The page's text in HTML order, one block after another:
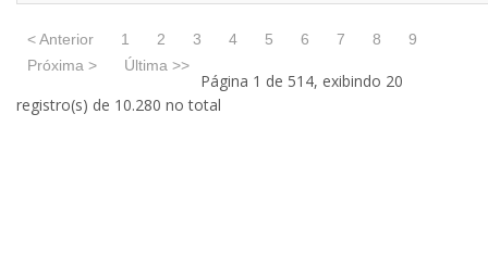
< Anterior 1 2 3 4 5 6 7 8
9
Próxima >
Última >>
Página 1 de 514, exibindo 20
registro(s) de 10.280 no total